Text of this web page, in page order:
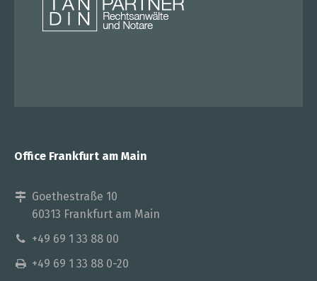
Office Frankfurt am Main
Goethestraße 10
60313 Frankfurt am Main
+49 69 1 33 88 00
+49 69 1 33 88 0-20